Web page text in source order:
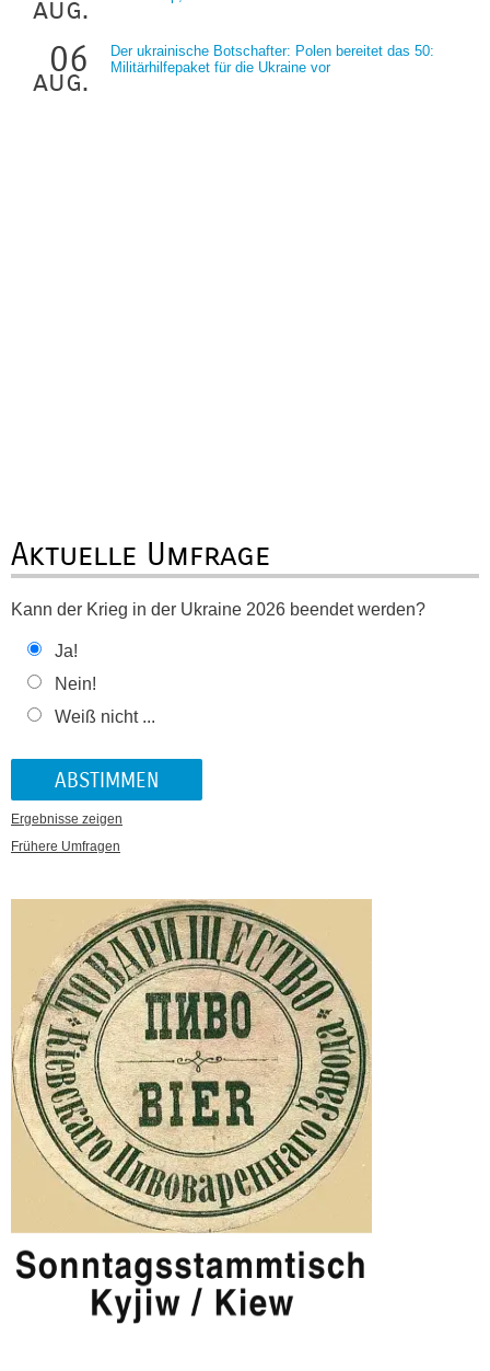
aug.
06
aug.
Der ukrainische Botschafter: Polen bereitet das 50:
Militärhilfepaket für die Ukraine vor
Aktuelle Umfrage
Kann der Krieg in der Ukraine 2026 beendet werden?
Ja!
Nein!
Weiß nicht ...
Ergebnisse zeigen
Frühere Umfragen